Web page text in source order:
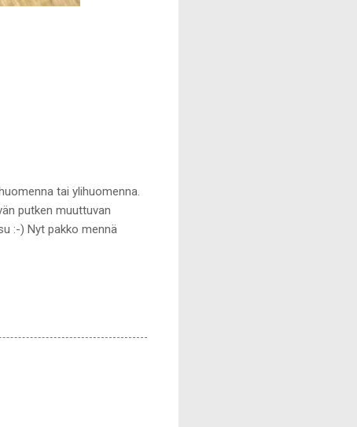
tai ylihuomenna.
putken muuttuvan
:-) Nyt pakko mennä